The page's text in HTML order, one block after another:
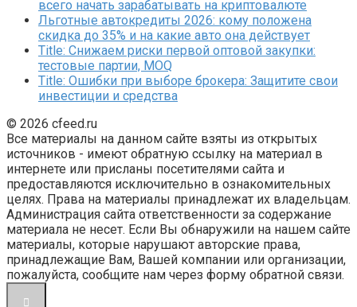
всего начать зарабатывать на криптовалюте
Льготные автокредиты 2026: кому положена
скидка до 35% и на какие авто она действует
Title: Снижаем риски первой оптовой закупки:
тестовые партии, MOQ
Title: Ошибки при выборе брокера: Защитите свои
инвестиции и средства
© 2026 cfeed.ru
Все материалы на данном сайте взяты из открытых
источников - имеют обратную ссылку на материал в
интернете или присланы посетителями сайта и
предоставляются исключительно в ознакомительных
целях. Права на материалы принадлежат их владельцам.
Администрация сайта ответственности за содержание
материала не несет. Если Вы обнаружили на нашем сайте
материалы, которые нарушают авторские права,
принадлежащие Вам, Вашей компании или организации,
пожалуйста, сообщите нам через форму обратной связи.